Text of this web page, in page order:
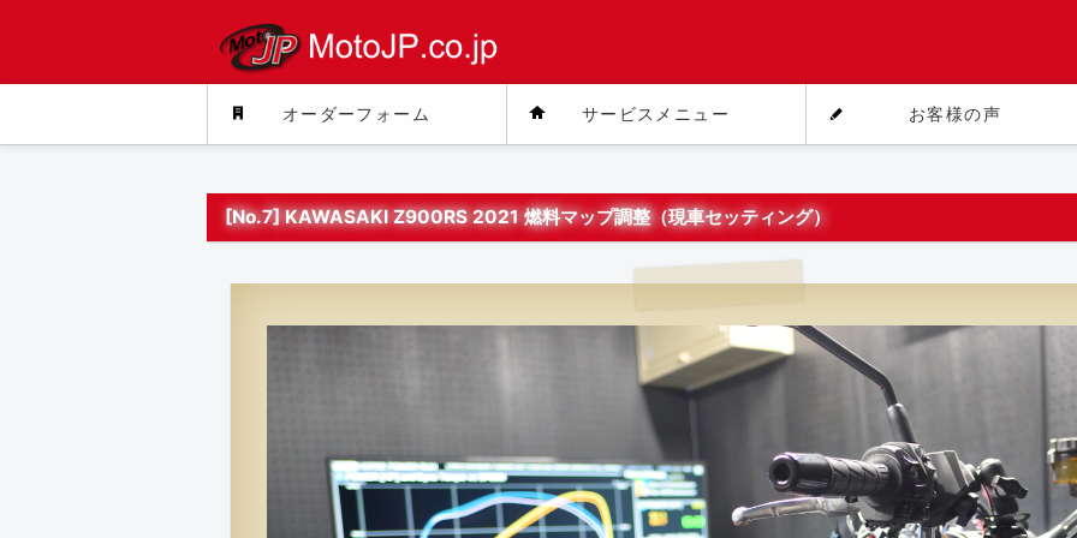
オーダーフォーム サービスメニュー お客様の声
[No.7] KAWASAKI Z900RS 2021 燃料マップ調整（現車セッティング）